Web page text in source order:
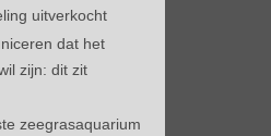
uitverkocht
dat het
zijn: dit zit
zeegrasaquarium